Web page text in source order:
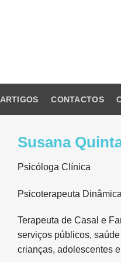
ARTIGOS CONTACTOS
Susana
Psicóloga Clínica
Psicoterapeuta Dinâmica
Terapeuta de Casal e
serviços públicos,
crianças, adolescentes